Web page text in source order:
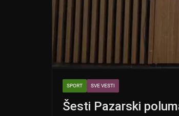
SPORT SVE VESTI
Šesti Pazarski